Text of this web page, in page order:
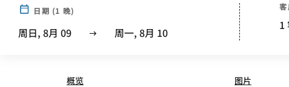
日期 (1 晚)
周日, 8月 09 周一, 8月 10
1
FOUR POINTS® BY
概览
图片